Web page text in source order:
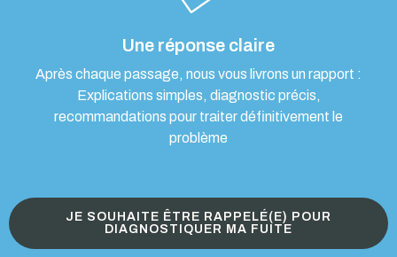
Une réponse claire
Après chaque passage, nous vous livrons un rapport :
Explications simples, diagnostic précis,
recommandations pour traiter définitivement le
problème
JE SOUHAITE ÊTRE RAPPELÉ(E) POUR
DIAGNOSTIQUER MA FUITE